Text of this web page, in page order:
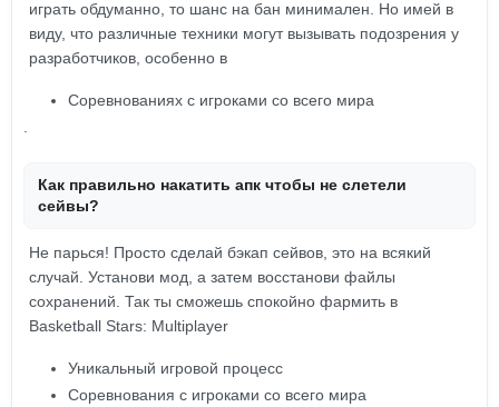
играть обдуманно, то шанс на бан минимален. Но имей в
виду, что различные техники могут вызывать подозрения у
разработчиков, особенно в
Соревнованиях с игроками со всего мира
Как правильно накатить апк чтобы не слетели
сейвы?
Не парься! Просто сделай бэкап сейвов, это на всякий
случай. Установи мод, а затем восстанови файлы
сохранений. Так ты сможешь спокойно фармить в
Basketball Stars: Multiplayer
Уникальный игровой процесс
Соревнования с игроками со всего мира